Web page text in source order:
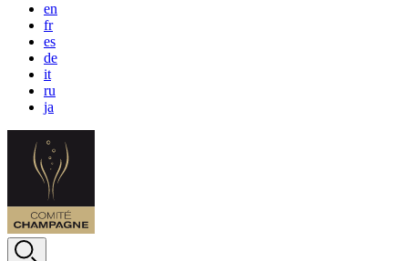
en
fr
es
de
it
ru
ja